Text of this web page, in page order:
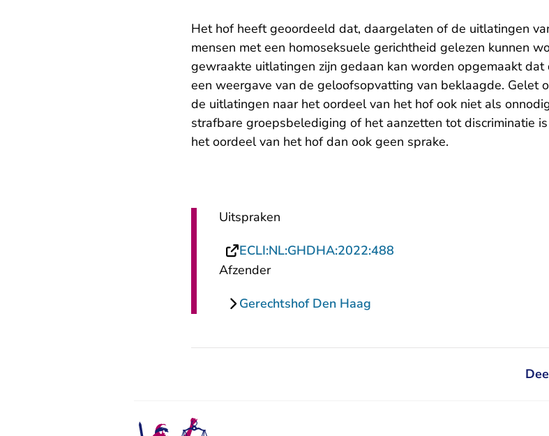
Het hof heeft geoordeeld dat, daargelaten of de uitlatingen
mensen met een homoseksuele gerichtheid gelezen kunnen
gewraakte uitlatingen zijn gedaan kan worden opgemaakt
een weergave van de geloofsopvatting van beklaagde. Gelet
de uitlatingen naar het oordeel van het hof ook niet als
strafbare groepsbelediging of het aanzetten tot discriminatie
het oordeel van het hof dan ook geen sprake.
Uitspraken
ECLI:NL:GHDHA:2022:488
Afzender
Gerechtshof Den Haag